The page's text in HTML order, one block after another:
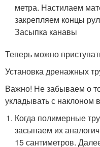
метра. Настилаем
закрепляем концы
Засыпка канавы
Теперь можно
Установка дренажных
Важно! Не забываем о
укладывать с наклоном
Когда полимерные
засыпаем их
15 сантиметров.